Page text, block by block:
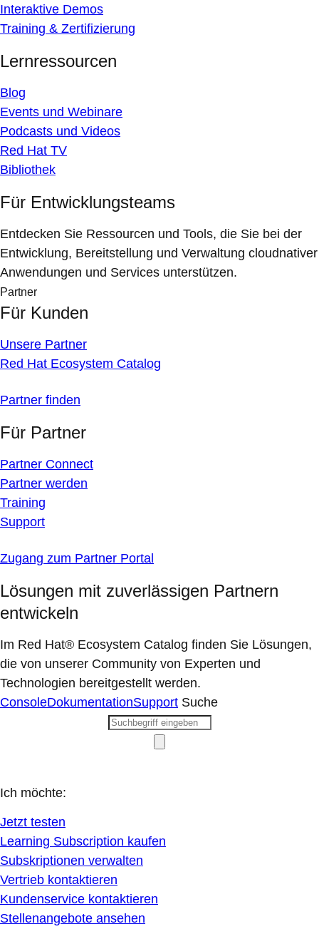
Interaktive Demos
Training & Zertifizierung
Lernressourcen
Blog
Events und Webinare
Podcasts und Videos
Red Hat TV
Bibliothek
Für Entwicklungsteams
Entdecken Sie Ressourcen und Tools, die Sie bei der
Entwicklung, Bereitstellung und Verwaltung cloudnativer
Anwendungen und Services unterstützen.
Partner
Für Kunden
Unsere Partner
Red Hat Ecosystem Catalog
Partner finden
Für Partner
Partner Connect
Partner werden
Training
Support
Zugang zum Partner Portal
Lösungen mit zuverlässigen Partnern
entwickeln
Im Red Hat® Ecosystem Catalog finden Sie Lösungen,
die von unserer Community von Experten und
Technologien bereitgestellt werden.
ConsoleDokumentationSupport Suche
Ich möchte:
Jetzt testen
Learning Subscription kaufen
Subskriptionen verwalten
Vertrieb kontaktieren
Kundenservice kontaktieren
Stellenangebote ansehen